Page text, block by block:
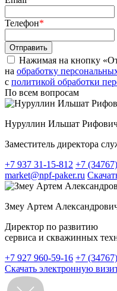
Телефон*
Нажимая на кнопку
на обработку
c политикой обработки
По всем вопросам
Нуруллин Ильшат
Заместитель директора
+7 937 31-15-812 +7
market@npf-paker.ru
Змеу Артем
Директор по развитию
сервиса и скважинных
+7 927 960-59-16 +7
Скачать электронную